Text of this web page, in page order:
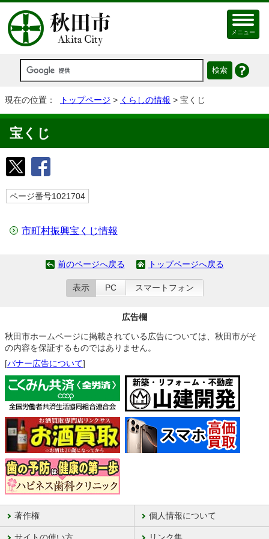
メニュー
現在の位置： トップページ > くらしの情報 > 宝くじ
宝くじ
ページ番号1021704
市町村振興宝くじ情報
前のページへ戻る トップページへ戻る
表示 PC スマートフォン
広告欄
秋田市ホームページに掲載されている広告については、秋田市がそ
の内容を保証するものではありません。
[バナー広告について]
著作権 個人情報について